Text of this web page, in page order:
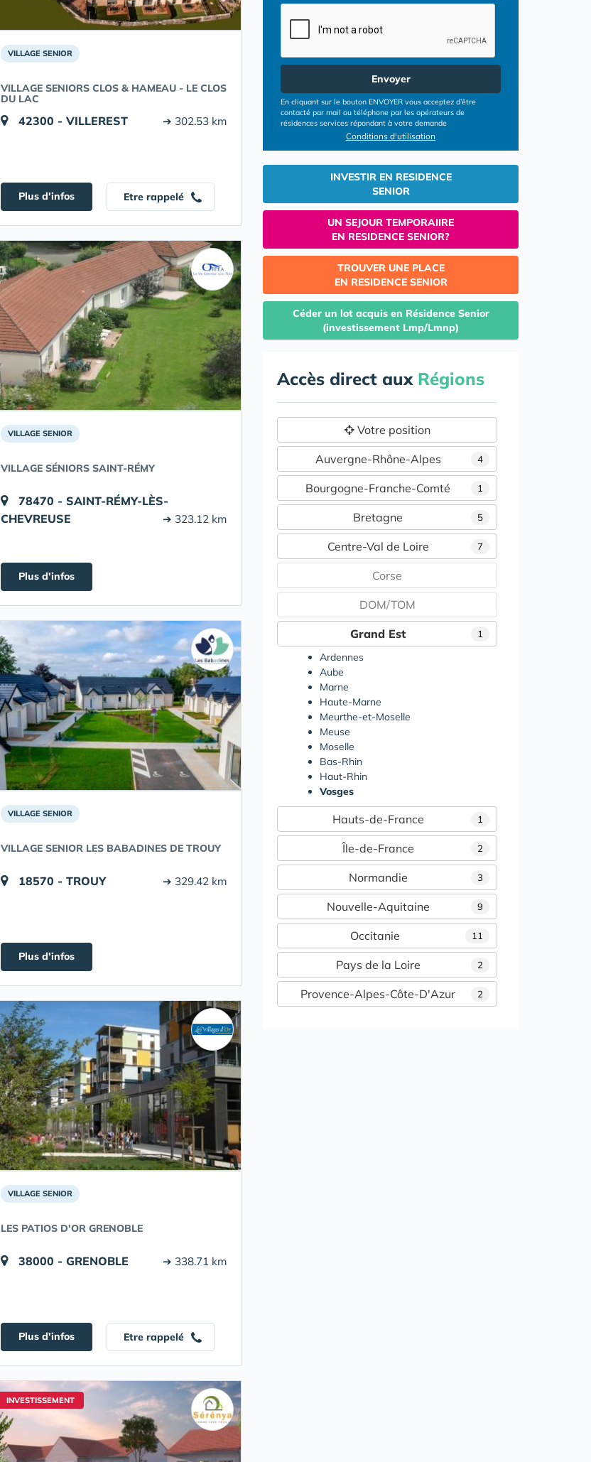
VILLAGE SENIOR
VILLAGE SENIORS CLOS & HAMEAU - LE CLOS
DU LAC
42300 - VILLEREST ➔ 302.53 km
Plus d'infos Etre rappelé
VILLAGE SENIOR
VILLAGE SÉNIORS SAINT-RÉMY
78470 - SAINT-RÉMY-LÈS-
CHEVREUSE
➔ 323.12 km
Plus d'infos
VILLAGE SENIOR
VILLAGE SENIOR LES BABADINES DE TROUY
18570 - TROUY ➔ 329.42 km
Plus d'infos
VILLAGE SENIOR
LES PATIOS D'OR GRENOBLE
38000 - GRENOBLE ➔ 338.71 km
Plus d'infos Etre rappelé
INVESTISSEMENT
Envoyer
En cliquant sur le bouton ENVOYER vous acceptez d’être
contacté par mail ou téléphone par les opérateurs de
résidences services répondant à votre demande
Conditions d'utilisation
INVESTIR EN RESIDENCE
SENIOR
UN SEJOUR TEMPORAIIRE
EN RESIDENCE SENIOR?
TROUVER UNE PLACE
EN RESIDENCE SENIOR
Céder un lot acquis en Résidence Senior
(investissement Lmp/Lmnp)
Accès direct aux Régions
Votre position
4
Auvergne-Rhône-Alpes
1
Bourgogne-Franche-Comté
5
Bretagne
7
Centre-Val de Loire
Corse
DOM/TOM
1
Grand Est
Ardennes
Aube
Marne
Haute-Marne
Meurthe-et-Moselle
Meuse
Moselle
Bas-Rhin
Haut-Rhin
Vosges
1
Hauts-de-France
2
Île-de-France
3
Normandie
9
Nouvelle-Aquitaine
11
Occitanie
2
Pays de la Loire
2
Provence-Alpes-Côte-D'Azur